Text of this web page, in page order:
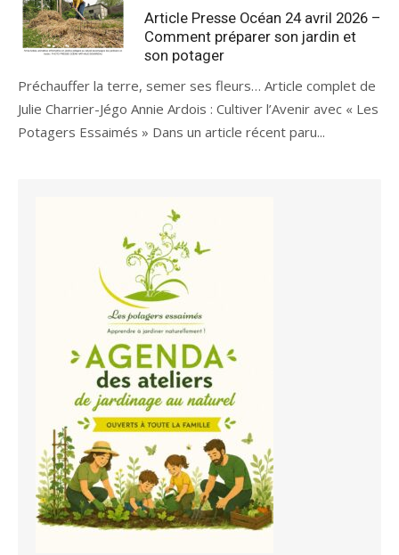
le
Article Presse Océan 24 avril 2026 –
Comment préparer son jardin et
son potager
Préchauffer la terre, semer ses fleurs… Article complet de
Julie Charrier-Jégo Annie Ardois : Cultiver l’Avenir avec « Les
Potagers Essaimés » Dans un article récent paru...